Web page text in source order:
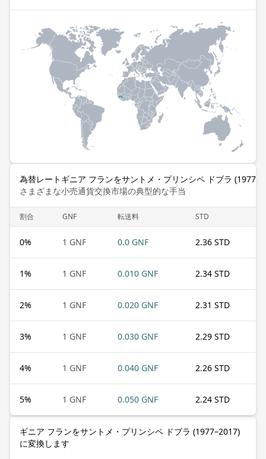
為替レートギニア フランをサントメ・プリンシペ ドブラ
さまざまな小売通貨交換市場の典型的な手当
割合 GNF 転送料 STD
0% 1 GNF 0.0 GNF 2.36 STD
1% 1 GNF 0.010 GNF 2.34 STD
2% 1 GNF 0.020 GNF 2.31 STD
3% 1 GNF 0.030 GNF 2.29 STD
4% 1 GNF 0.040 GNF 2.26 STD
5% 1 GNF 0.050 GNF 2.24 STD
ギニア フランをサントメ・プリンシペ ドブラ (1977–2017)
に変換します